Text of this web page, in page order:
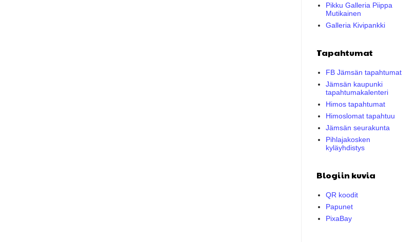
Pikku Galleria Piippa
Mutikainen
Galleria Kivipankki
Tapahtumat
FB Jämsän tapahtumat
Jämsän kaupunki
tapahtumakalenteri
Himos tapahtumat
Himoslomat tapahtuu
Jämsän seurakunta
Pihlajakosken
kyläyhdistys
Blogiin kuvia
QR koodit
Papunet
PixaBay